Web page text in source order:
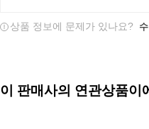
상품 정보에 문제가 있나요?
이 판매사의 연관상품이